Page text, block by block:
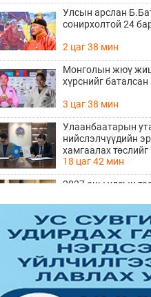
Улсын арслан
сонирхолтой 24
2 цаг 38 мин
Монголын жюү
хүрснийг
3 цаг 38 мин
Улаанбаатарын
нийслэлчүүдийн
хамгаалах төслийг
баялгийн сан
хэрэгжүүлнэ
18 цаг 42 мин
2027 оны улсын
олон нийтийн
19 цаг 0 мин
Нийгмийн
7.6 тэрбум
19 цаг 20 мин